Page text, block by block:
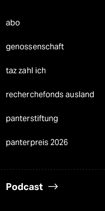
abo
genossenschaft
taz zahl ich
recherchefonds ausland
panterstiftung
panterpreis 2026
Podcast